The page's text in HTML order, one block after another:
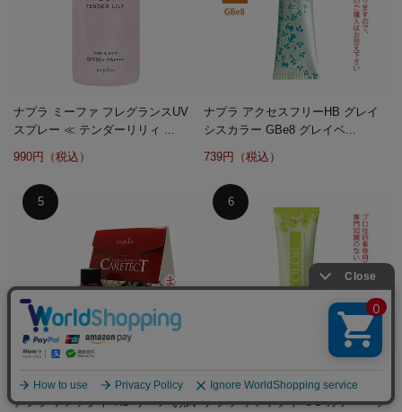
ナプラ ミーファ フレグランスUV
スプレー ≪ テンダーリリィ ...
990円（税込）
ナプラ アクセスフリーHB グレイ
シスカラー GBe8 グレイベ...
739円（税込）
ナプラ ケアテクト HB リペア お試 ナプラ ケアテクト OG カラー ＜グ